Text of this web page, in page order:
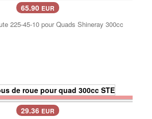
65.90 EUR
225-45-10 pour Quads Shineray 300cc
29.36 EUR